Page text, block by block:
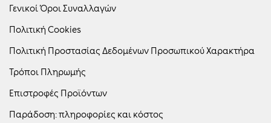
Γενικοί Όροι Συναλλαγών
Πολιτική Cookies
Πολιτική Προστασίας Δεδομένων Προσωπικού Χαρακτήρα
Τρόποι Πληρωμής
Επιστροφές Προϊόντων
Παράδοση: πληροφορίες και κόστος